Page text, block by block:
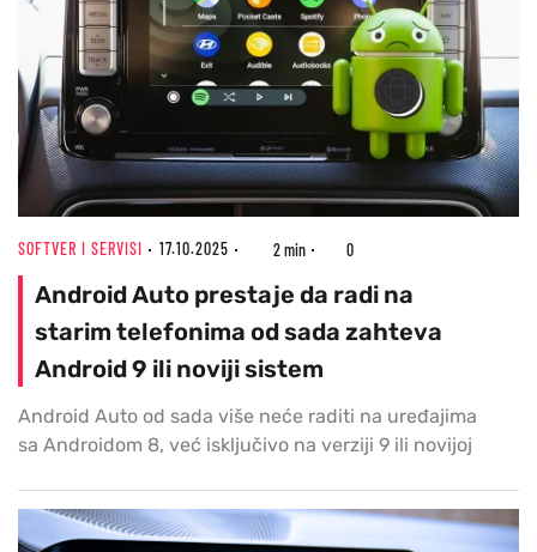
SOFTVER I SERVISI 17.10.2025 2 min 0
Android Auto prestaje da radi na
starim telefonima od sada zahteva
Android 9 ili noviji sistem
Android Auto od sada više neće raditi na uređajima
sa Androidom 8, već isključivo na verziji 9 ili novijoj